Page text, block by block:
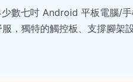
數七吋 Android 平板電腦/
，獨特的觸控板、支撐腳架